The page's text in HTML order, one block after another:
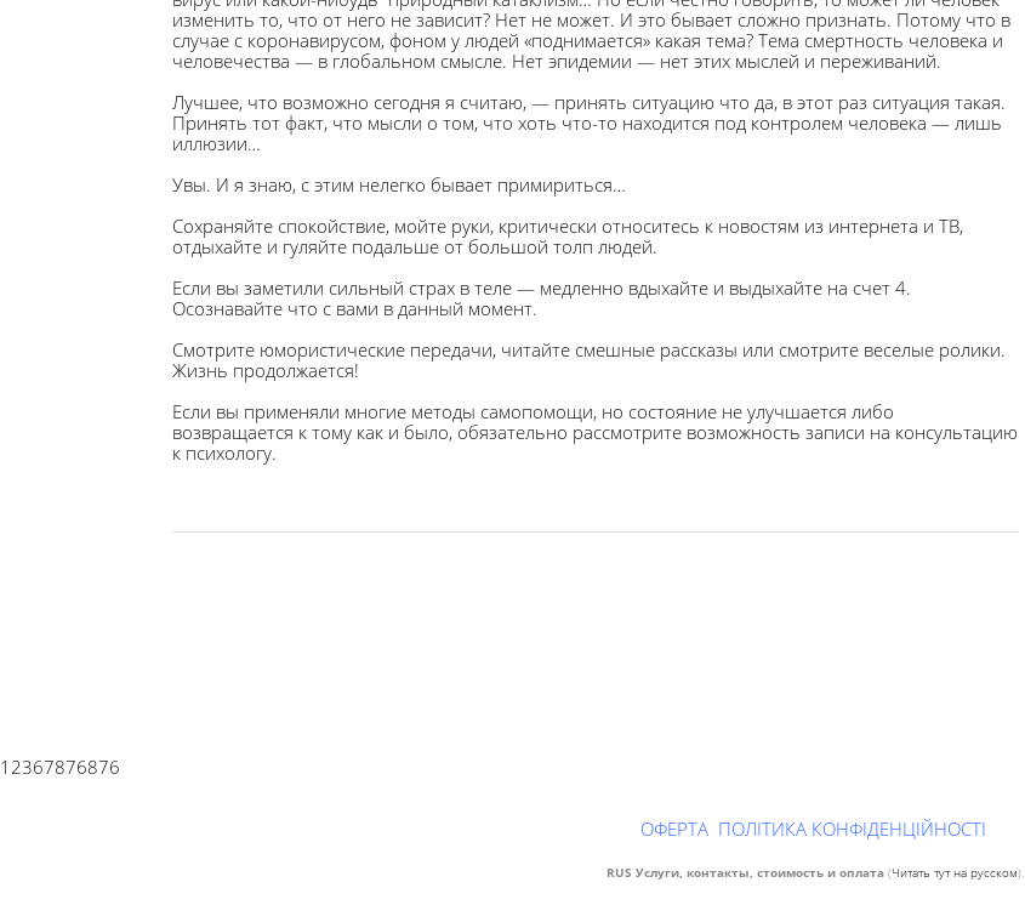
изменить то, что от него не зависит? Нет не может. И это бывает сложно признать. Потому что в
случае с коронавирусом, фоном у людей «поднимается» какая тема? Тема смертность человека и
человечества — в глобальном смысле. Нет эпидемии — нет этих мыслей и переживаний.
Лучшее, что возможно сегодня я считаю, — принять ситуацию что да, в этот раз ситуация такая.
Принять тот факт, что мысли о том, что хоть что-то находится под контролем человека — лишь
иллюзии…
Увы. И я знаю, с этим нелегко бывает примириться…
Сохраняйте спокойствие, мойте руки, критически относитесь к новостям из интернета и ТВ,
отдыхайте и гуляйте подальше от большой толп людей.
Если вы заметили сильный страх в теле — медленно вдыхайте и выдыхайте на счет 4.
Осознавайте что с вами в данный момент.
Смотрите юмористические передачи, читайте смешные рассказы или смотрите веселые ролики.
Жизнь продолжается!
Если вы применяли многие методы самопомощи, но состояние не улучшается либо
возвращается к тому как и было, обязательно рассмотрите возможность записи на консультацию
к психологу.
12367876876
ОФЕРТА ПОЛІТИКА КОНФІДЕНЦІЙНОСТІ
RUS Услуги, контакты, стоимость и оплата (Читать тут на русском).